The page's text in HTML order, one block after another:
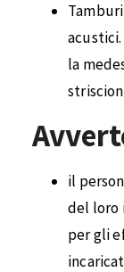
la
il
del loro
per gli